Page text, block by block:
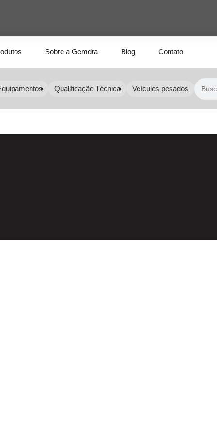
Sobre a Gemdra Blog Contato
Qualificação Técnica Veículos pesados